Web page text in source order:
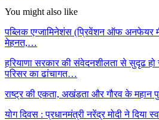
You might also like
पब्लिक एग्जामिनेशंस (प्रिवेंशन ऑफ अनफेयर
मेहनत,…
हरियाणा सरकार की संवेदनशीलता से सुदृढ हो
परिसर का ढांचागत…
राष्ट्र की एकता, अखंडता और गौरव के महान
योग दिवस : प्रधानमंत्री नरेंद्र मोदी ने दिया